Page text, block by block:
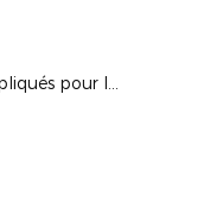
Des débuts compliqués pour l'ASSOA